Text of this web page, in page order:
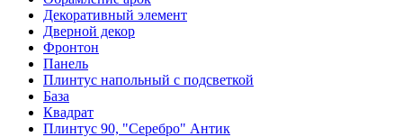
Декоративный элемент
Дверной декор
Фронтон
Панель
Плинтус напольный с подсветкой
База
Квадрат
Плинтус 90, "Серебро" Антик